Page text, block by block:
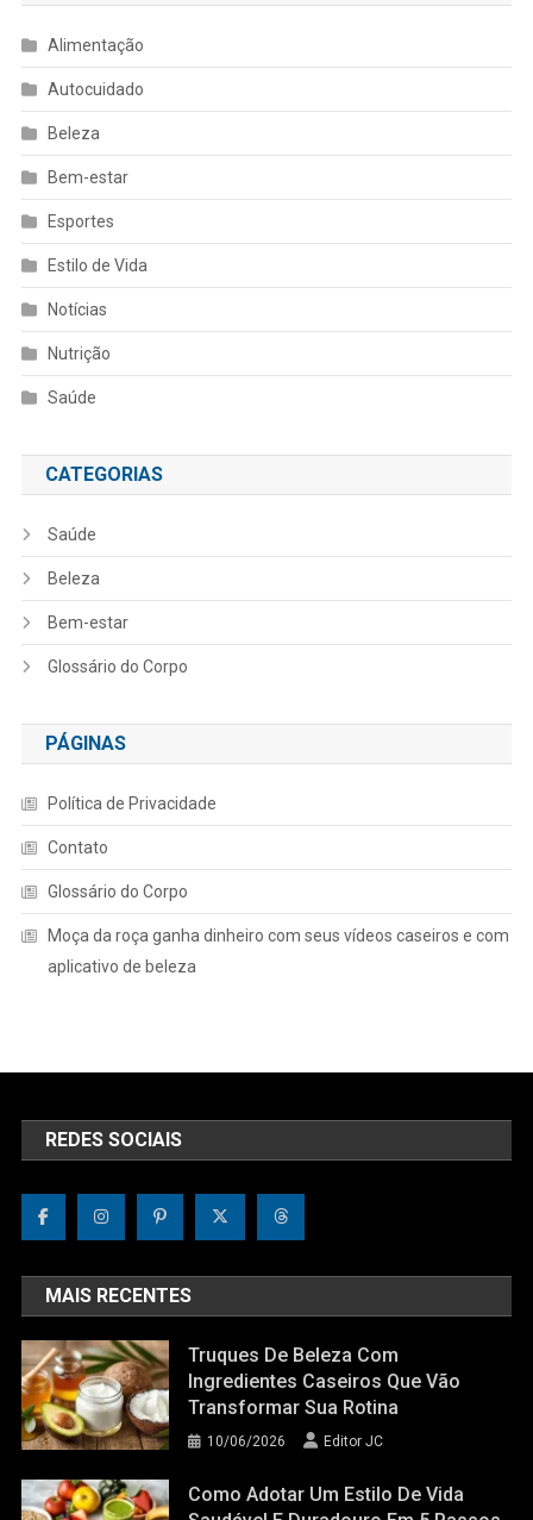
Alimentação
Autocuidado
Beleza
Bem-estar
Esportes
Estilo de Vida
Notícias
Nutrição
Saúde
CATEGORIAS
Saúde
Beleza
Bem-estar
Glossário do Corpo
PÁGINAS
Política de Privacidade
Contato
Glossário do Corpo
Moça da roça ganha dinheiro com seus vídeos caseiros e com
aplicativo de beleza
REDES SOCIAIS
MAIS RECENTES
Truques De Beleza Com
Ingredientes Caseiros Que Vão
Transformar Sua Rotina
10/06/2026 Editor JC
Como Adotar Um Estilo De Vida